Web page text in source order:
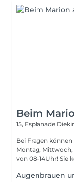
Beim
15, Esplanade
Bei Fragen
Montag, Mittwoch,
von 08-
Augenbrauen